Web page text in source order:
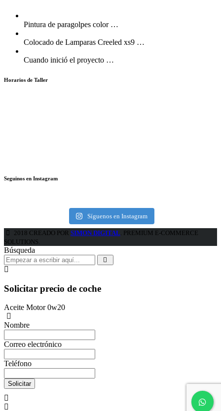
Pintura de paragolpes color …
Colocado de Lamparas Creeled xs9 …
Cuando inició el proyecto …
Horarios de Taller
Seguinos en Instagram
Síguenos en Instagram
2018 CREADO POR SIMON DIGITAL. PREMIUM E-COMMERCE
SOLUTIONS.
Búsqueda
Solicitar precio de coche
Aceite Motor 0w20
Nombre
Correo electrónico
Teléfono
Solicitar